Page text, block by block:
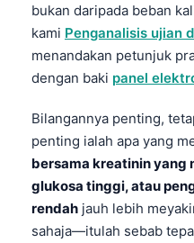
bukan daripada beban
kami Penganalisis ujian
menandakan petunjuk
dengan baki panel
Bilangannya penting,
penting ialah apa yang
bersama kreatinin yang
glukosa tinggi, atau
rendah jauh lebih
sahaja—itulah sebab